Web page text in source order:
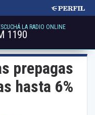
LA RADIO ONLINE
1190
prepagas
hasta 6%